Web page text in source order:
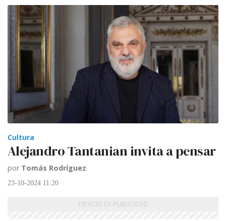
Cultura
Alejandro Tantanian invita a pensar
por Tomás Rodríguez
23-10-2024 11:20